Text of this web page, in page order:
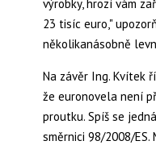
výrobky, hrozí vám
23 tisíc euro,"
několikanásobně
Na závěr Ing. Kvítek
že euronovela není
proutku. Spíš se
směrnici 98/2008/